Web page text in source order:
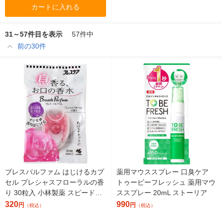
カートに入れる
31～57件目を表示
57件中
前の30件
ブレスパルファム はじけるカプ
セル プレシャスフローラルの香
り 30粒入 小林製薬 スピードブ
レスケア
320円 （税込）
薬用マウススプレー 口臭ケア
トゥービーフレッシュ 薬用マウ
ススプレー 20mL ストーリア
990円 （税込）